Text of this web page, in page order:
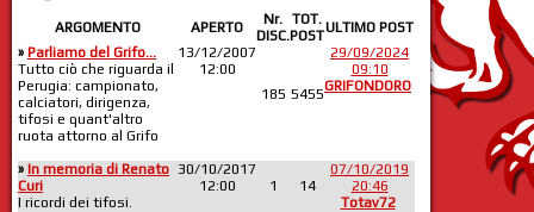
ARGOMENTO APERTO
Nr.
DISC.
TOT.
POSTULTIMO POST
» Parliamo del Grifo...
Tutto ciò che riguarda il
Perugia: campionato,
calciatori, dirigenza,
tifosi e quant'altro
ruota attorno al Grifo
13/12/2007
12:00
185 5455
29/09/2024
09:10
GRIFONDORO
» In memoria di Renato
Curi
I ricordi dei tifosi.
30/10/2017
12:00
1 14
07/10/2019
20:46
Totav72